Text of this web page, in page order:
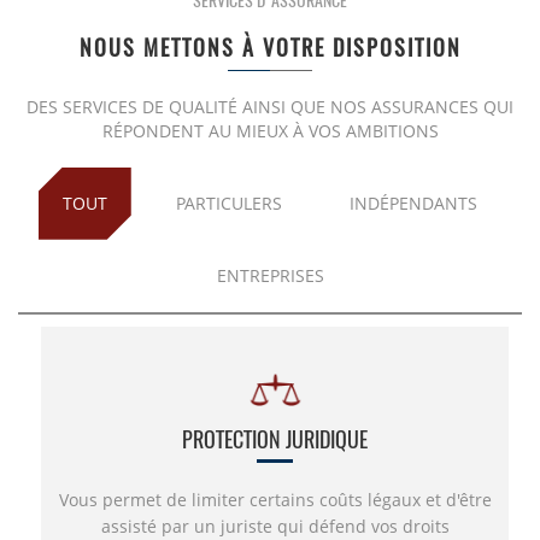
NOUS METTONS À VOTRE DISPOSITION
DES SERVICES DE QUALITÉ AINSI QUE NOS ASSURANCES QUI
RÉPONDENT AU MIEUX À VOS AMBITIONS
TOUT PARTICULERS INDÉPENDANTS
ENTREPRISES
PROTECTION JURIDIQUE
Vous permet de limiter certains coûts légaux et d'être
assisté par un juriste qui défend vos droits
PLCI pour les indépendants
INAMI pour les médecins